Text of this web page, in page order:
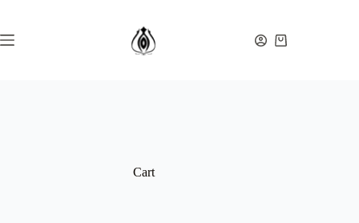
de
inhoud
Winkelwagen
Cart